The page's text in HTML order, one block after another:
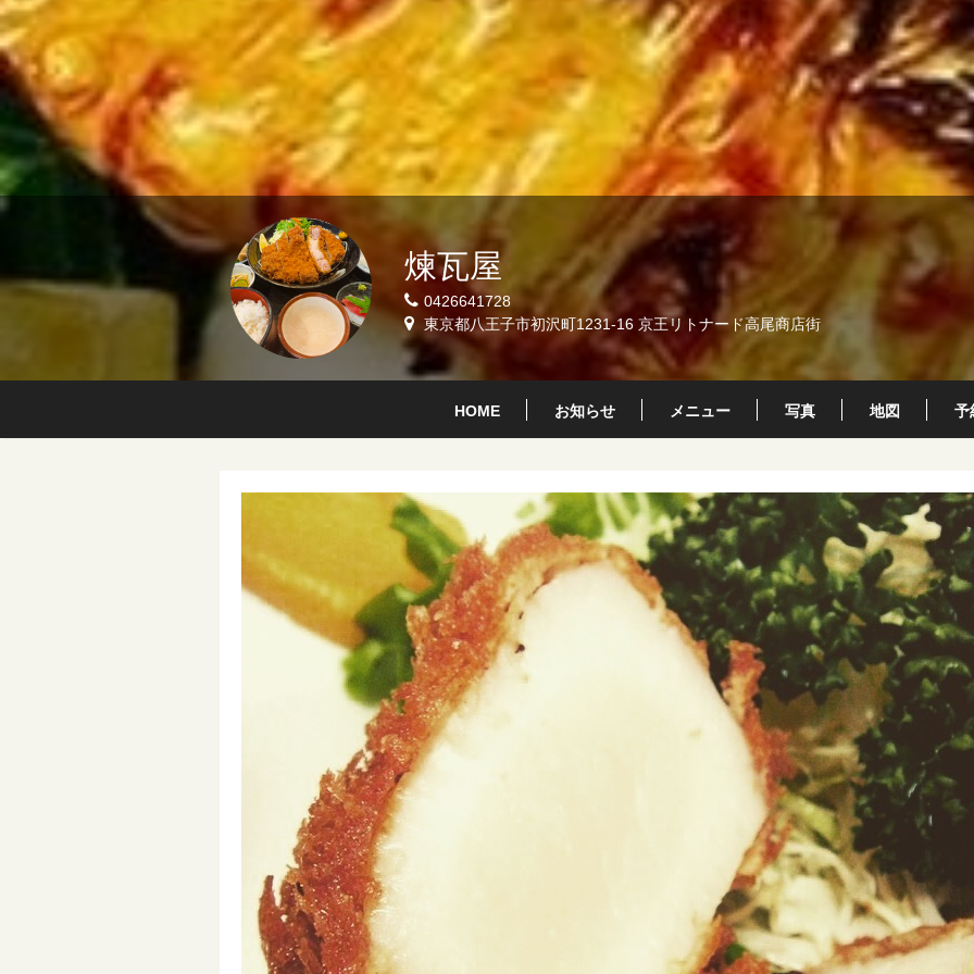
煉瓦屋
0426641728
東京都八王子市初沢町1231-16 京王リトナード高尾商店街
HOME お知らせ メニュー 写真 地図 予